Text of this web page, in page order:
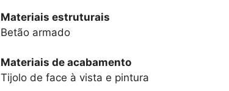
Materiais estruturais
Betão armado
Materiais de acabamento
Tijolo de face à vista e pintura